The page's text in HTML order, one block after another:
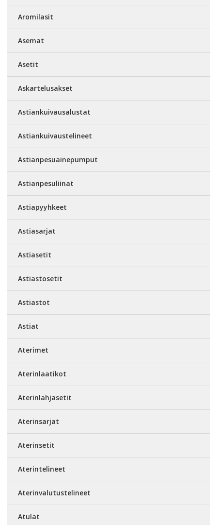
Aromilasit
Asemat
Asetit
Askartelusakset
Astiankuivausalustat
Astiankuivaustelineet
Astianpesuainepumput
Astianpesuliinat
Astiapyyhkeet
Astiasarjat
Astiasetit
Astiastosetit
Astiastot
Astiat
Aterimet
Aterinlaatikot
Aterinlahjasetit
Aterinsarjat
Aterinsetit
Aterintelineet
Aterinvalutustelineet
Atulat